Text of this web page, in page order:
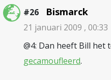
#26 Bismarck
21 januari 2009 , 00:33
@4: Dan heeft Bill het
gecamoufleerd.